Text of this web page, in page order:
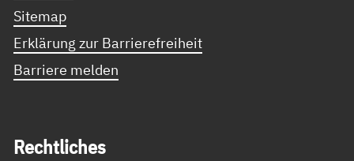
Sitemap
Erklärung zur Barrierefreiheit
Barriere melden
Recht­li­ches